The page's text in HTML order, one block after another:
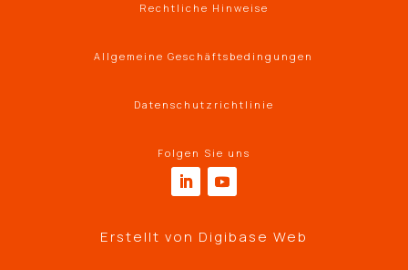
Rechtliche Hinweise
Allgemeine Geschäftsbedingungen
Datenschutzrichtlinie
Folgen Sie uns
Erstellt von Digibase Web